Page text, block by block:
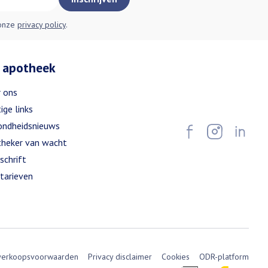
privacy policy.
apotheek
ons
links
van wacht
Privacy disclaimer Cookies ODR-platform